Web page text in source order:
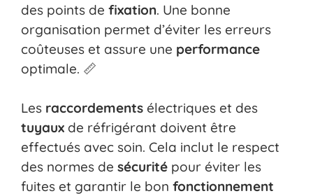
des points de fixation. Une bonne
organisation permet d’éviter les erreurs
coûteuses et assure une performance
optimale. 📏
Les raccordements électriques et des
tuyaux de réfrigérant doivent être
effectués avec soin. Cela inclut le respect
des normes de sécurité pour éviter les
fuites et garantir le bon fonctionnement